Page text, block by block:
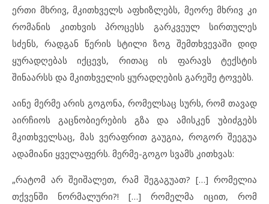
ერთი მხრივ, მკითხველს აფხიზლებს, მეორე მხრივ კი
რომანის კითხვის პროცესს გარკვეულ სირთულეს
სძენს, რადგან წერის სტილი ზოგ შემთხვევაში დიდ
ყურადღებას იქცევს, რითაც ის ფარავს ტექსტის
შინაარსს და მკითხველის ყურადღების გარეშე ტოვებს.
აინე მერმე არის გოგონა, რომელსაც სურს, რომ თავად
აირჩიოს გაცნობიერების გზა და ამისკენ უბიძგებს
მკითხველსაც, მას ვერაფრით გაუგია, როგორ შეეგუა
ადამიანი ყველაფერს. მერმე-გოგო სვამს კითხვას:
„რატომ არ შეიშალეთ, რამ შეგაგუათ? […] რომელია
თქვენში ნორმალური?! […] რომელმა იცით, რომ